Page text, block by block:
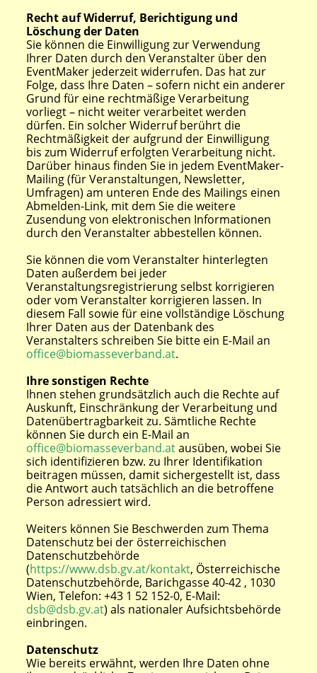
Recht auf Widerruf, Berichtigung und
Löschung der Daten
Sie können die Einwilligung zur Verwendung
Ihrer Daten durch den Veranstalter über den
EventMaker jederzeit widerrufen. Das hat zur
Folge, dass Ihre Daten – sofern nicht ein anderer
Grund für eine rechtmäßige Verarbeitung
vorliegt – nicht weiter verarbeitet werden
dürfen. Ein solcher Widerruf berührt die
Rechtmäßigkeit der aufgrund der Einwilligung
bis zum Widerruf erfolgten Verarbeitung nicht.
Darüber hinaus finden Sie in jedem EventMaker-
Mailing (für Veranstaltungen, Newsletter,
Umfragen) am unteren Ende des Mailings einen
Abmelden-Link, mit dem Sie die weitere
Zusendung von elektronischen Informationen
durch den Veranstalter abbestellen können.
Sie können die vom Veranstalter hinterlegten
Daten außerdem bei jeder
Veranstaltungsregistrierung selbst korrigieren
oder vom Veranstalter korrigieren lassen. In
diesem Fall sowie für eine vollständige Löschung
Ihrer Daten aus der Datenbank des
Veranstalters schreiben Sie bitte ein E-Mail an
office@biomasseverband.at.
Ihre sonstigen Rechte
Ihnen stehen grundsätzlich auch die Rechte auf
Auskunft, Einschränkung der Verarbeitung und
Datenübertragbarkeit zu. Sämtliche Rechte
können Sie durch ein E-Mail an
office@biomasseverband.atausüben, wobei Sie
sich identifizieren bzw. zu Ihrer Identifikation
beitragen müssen, damit sichergestellt ist, dass
die Antwort auch tatsächlich an die betroffene
Person adressiert wird.
Weiters können Sie Beschwerden zum Thema
Datenschutz bei der österreichischen
Datenschutzbehörde
(https://www.dsb.gv.at/kontakt, Österreichische
Datenschutzbehörde, Barichgasse 40-42 , 1030
Wien, Telefon: +43 1 52 152-0, E-Mail:
dsb@dsb.gv.at) als nationaler Aufsichtsbehörde
einbringen.
Datenschutz
Wie bereits erwähnt, werden Ihre Daten ohne